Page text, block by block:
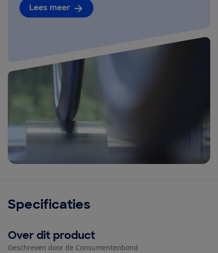
Lees meer
Specificaties
Over dit product
Geschreven door de Consumentenbond